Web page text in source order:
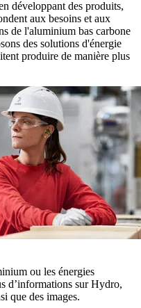
développant des produits,
aux besoins et aux
de l'aluminium bas carbone
des solutions d'énergie
produire de manière plus
ou les énergies
d’informations sur Hydro,
que des images.